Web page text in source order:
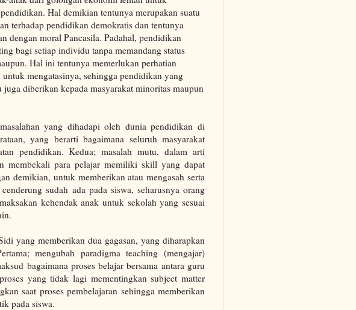
Hal demikian tentunya merupakan suatu
terhadap pendidikan demokratis dan tentunya
dengan moral Pancasila. Padahal, pendidikan
bagi setiap individu tanpa memandang status
Hal ini tentunya memerlukan perhatian
untuk mengatasinya, sehingga pendidikan yang
juga diberikan kepada masyarakat minoritas maupun
yang dihadapi oleh dunia pendidikan di
yang berarti bagaimana seluruh masyarakat
pendidikan. Kedua; masalah mutu, dalam arti
membekali para pelajar memiliki skill yang dapat
demikian, untuk memberikan atau mengasah serta
sudah ada pada siswa, seharusnya orang
kehendak anak untuk sekolah yang sesuai
yang memberikan dua gagasan, yang diharapkan
mengubah paradigma teaching (mengajar)
bagaimana proses belajar bersama antara guru
yang tidak lagi mementingkan subject matter
saat proses pembelajaran sehingga memberikan
pada siswa.